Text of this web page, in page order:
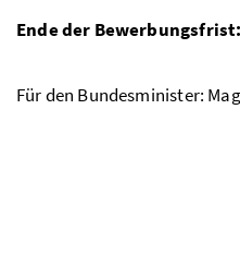
Ende der Bewerbungsfrist:
Für den Bundesminister: